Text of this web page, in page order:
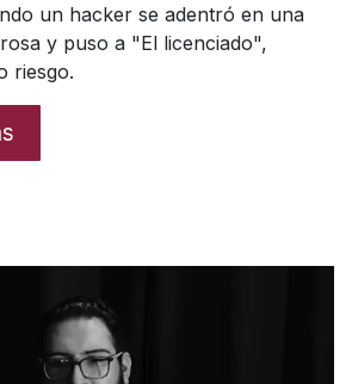
un hacker se adentró en una
y puso a "El licenciado",
riesgo.